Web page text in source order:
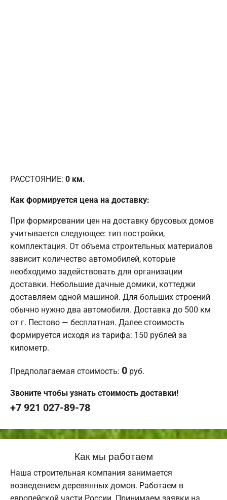
РАССТОЯНИЕ: 0 км.
Как формируется цена на доставку:
При формировании цен на доставку брусовых домов
учитывается следующее: тип постройки,
комплектация. От объема строительных материалов
зависит количество автомобилей, которые
необходимо задействовать для организации
доставки. Небольшие дачные домики, коттеджи
доставляем одной машиной. Для больших строений
обычно нужно два автомобиля. Доставка до 500 км
от г. Пестово — бесплатная. Далее стоимость
формируется исходя из тарифа: 150 рублей за
километр.
Предполагаемая стоимость: 0 руб.
Звоните чтобы узнать стоимость доставки!
+7 921 027-89-78
Как мы работаем
Наша строительная компания занимается
возведением деревянных домов. Работаем в